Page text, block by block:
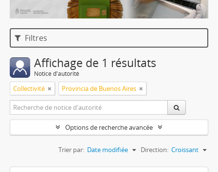
Filtres
Affichage de 1 résultats
Notice d'autorité
Collectivité Provincia de Buenos Aires
Options de recherche avancée
Trier par: Date modifiée Direction: Croissant